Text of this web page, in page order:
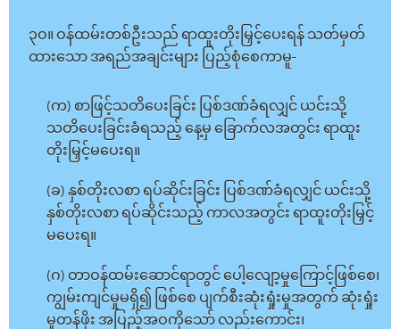
၃ဝ။ ဝန်ထမ်းတစ်ဦးသည် ရာထူးတိုးမြှင့်ပေးရန် သတ်မှတ်
ထားသော အရည်အချင်းများ ပြည့်စုံစေကာမူ-
(က) စာဖြင့်သတိပေးခြင်း ပြစ်ဒဏ်ခံရလျှင် ယင်းသို့
သတိပေးခြင်းခံရသည့် နေ့မှ ခြောက်လအတွင်း ရာထူး
တိုးမြှင့်မပေးရ။
(ခ) နှစ်တိုးလစာ ရပ်ဆိုင်းခြင်း ပြစ်ဒဏ်ခံရလျှင် ယင်းသို့
နှစ်တိုးလစာ ရပ်ဆိုင်းသည့် ကာလအတွင်း ရာထူးတိုးမြှင့်
မပေးရ။
(ဂ) တာဝန်ထမ်းဆောင်ရာတွင် ပေါ့လျော့မှုကြောင့်ဖြစ်စေ၊
ကျွမ်းကျင်မှုမရှိ၍ ဖြစ်စေ ပျက်စီးဆုံးရှုံးမှုအတွက် ဆုံးရှုံး
မှုတန်ဖိုး အပြည့်အဝကိုသော် လည်းကောင်း၊